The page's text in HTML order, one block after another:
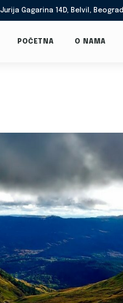
Jurija Gagarina 14D, Belvil, Beograd
POČETNA O NAMA